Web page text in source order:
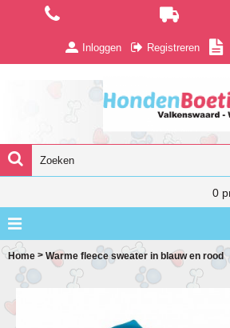
Inloggen Registreren
0
Home > Warme fleece sweater in blauw en rood